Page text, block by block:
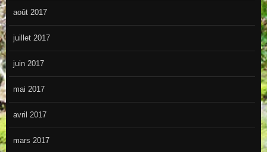
août 2017
juillet 2017
juin 2017
mai 2017
avril 2017
mars 2017